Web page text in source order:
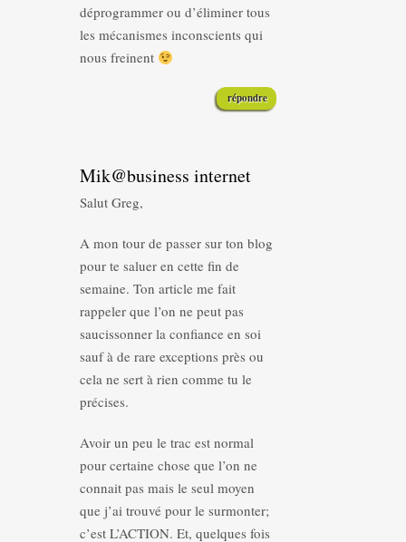
déprogrammer ou d’éliminer tous
les mécanismes inconscients qui
nous freinent
répondre
Mik@business internet
Salut Greg,
A mon tour de passer sur ton blog
pour te saluer en cette fin de
semaine. Ton article me fait
rappeler que l’on ne peut pas
saucissonner la confiance en soi
sauf à de rare exceptions près ou
cela ne sert à rien comme tu le
précises.
Avoir un peu le trac est normal
pour certaine chose que l’on ne
connait pas mais le seul moyen
que j’ai trouvé pour le surmonter;
c’est L’ACTION. Et, quelques fois